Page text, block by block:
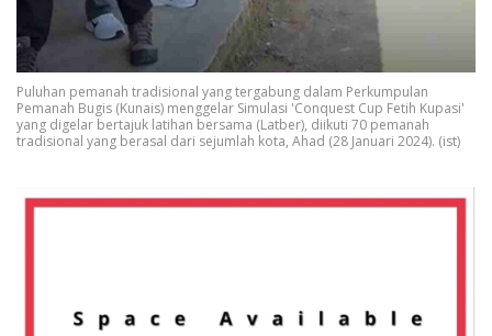
Puluhan pemanah tradisional yang tergabung dalam Perkumpulan
Pemanah Bugis (Kunais) menggelar Simulasi 'Conquest Cup Fetih Kupasi'
yang digelar bertajuk latihan bersama (Latber), diikuti 70 pemanah
tradisional yang berasal dari sejumlah kota, Ahad (28 Januari 2024). (ist)